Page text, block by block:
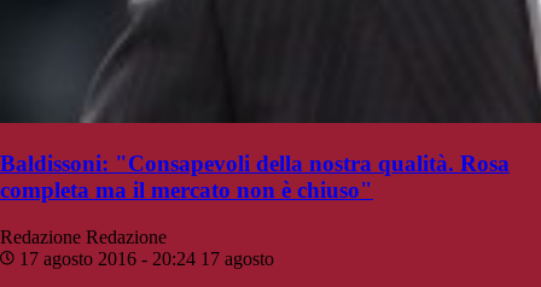
Baldissoni: "Consapevoli della nostra qualità. Rosa
completa ma il mercato non è chiuso"
Redazione Redazione
17 agosto 2016 - 20:24 17 agosto